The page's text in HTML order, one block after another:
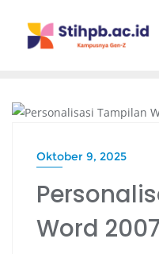
Oktober 9, 2025
Word